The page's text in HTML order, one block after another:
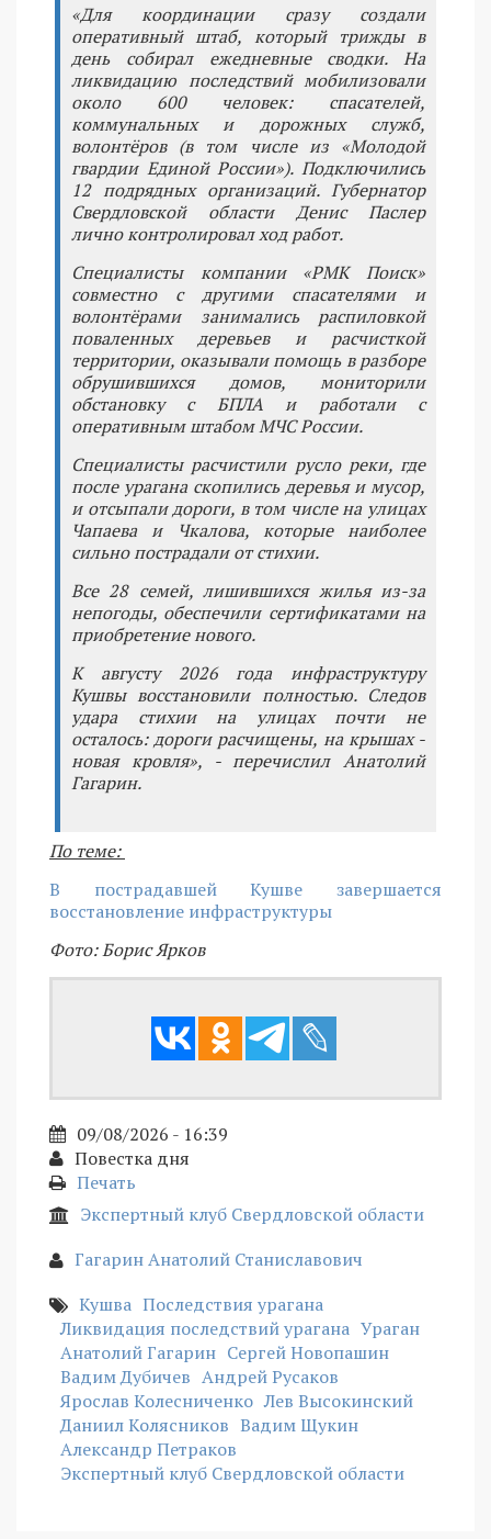
«Для координации сразу создали
оперативный штаб, который трижды в
день собирал ежедневные сводки. На
ликвидацию последствий мобилизовали
около 600 человек: спасателей,
коммунальных и дорожных служб,
волонтёров (в том числе из «Молодой
гвардии Единой России»). Подключились
12 подрядных организаций. Губернатор
Свердловской области Денис Паслер
лично контролировал ход работ.
Специалисты компании «РМК Поиск»
совместно с другими спасателями и
волонтёрами занимались распиловкой
поваленных деревьев и расчисткой
территории, оказывали помощь в разборе
обрушившихся домов, мониторили
обстановку с БПЛА и работали с
оперативным штабом МЧС России.
Специалисты расчистили русло реки, где
после урагана скопились деревья и мусор,
и отсыпали дороги, в том числе на улицах
Чапаева и Чкалова, которые наиболее
сильно пострадали от стихии.
Все 28 семей, лишившихся жилья из-за
непогоды, обеспечили сертификатами на
приобретение нового.
К августу 2026 года инфраструктуру
Кушвы восстановили полностью. Следов
удара стихии на улицах почти не
осталось: дороги расчищены, на крышах -
новая кровля», - перечислил Анатолий
Гагарин.
По теме:
В пострадавшей Кушве завершается
восстановление инфраструктуры
Фото: Борис Ярков
09/08/2026 - 16:39
Повестка дня
Печать
Экспертный клуб Свердловской области
Гагарин Анатолий Станиславович
Кушва Последствия урагана
Ликвидация последствий урагана Ураган
Анатолий Гагарин Сергей Новопашин
Вадим Дубичев Андрей Русаков
Ярослав Колесниченко Лев Высокинский
Даниил Колясников Вадим Щукин
Александр Петраков
Экспертный клуб Свердловской области